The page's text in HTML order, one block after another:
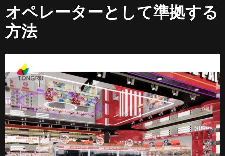
オペレーターとして準拠する
方法